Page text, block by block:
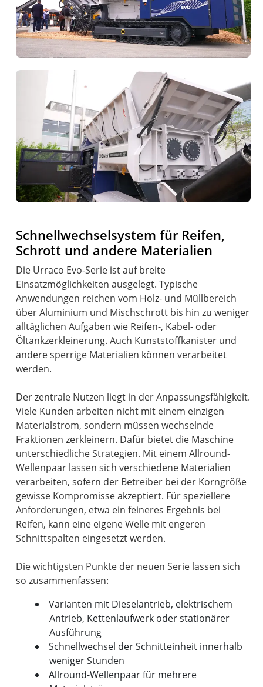
Schnellwechselsystem für Reifen,
Schrott und andere Materialien
Die Urraco Evo-Serie ist auf breite
Einsatzmöglichkeiten ausgelegt. Typische
Anwendungen reichen vom Holz- und Müllbereich
über Aluminium und Mischschrott bis hin zu weniger
alltäglichen Aufgaben wie Reifen-, Kabel- oder
Öltankzerkleinerung. Auch Kunststoffkanister und
andere sperrige Materialien können verarbeitet
werden.
Der zentrale Nutzen liegt in der Anpassungsfähigkeit.
Viele Kunden arbeiten nicht mit einem einzigen
Materialstrom, sondern müssen wechselnde
Fraktionen zerkleinern. Dafür bietet die Maschine
unterschiedliche Strategien. Mit einem Allround-
Wellenpaar lassen sich verschiedene Materialien
verarbeiten, sofern der Betreiber bei der Korngröße
gewisse Kompromisse akzeptiert. Für speziellere
Anforderungen, etwa ein feineres Ergebnis bei
Reifen, kann eine eigene Welle mit engeren
Schnittspalten eingesetzt werden.
Die wichtigsten Punkte der neuen Serie lassen sich
Varianten mit Dieselantrieb, elektrischem
Antrieb, Kettenlaufwerk oder stationärer
Ausführung
Schnellwechsel der Schnitteinheit innerhalb
weniger Stunden
Allround-Wellenpaar für mehrere